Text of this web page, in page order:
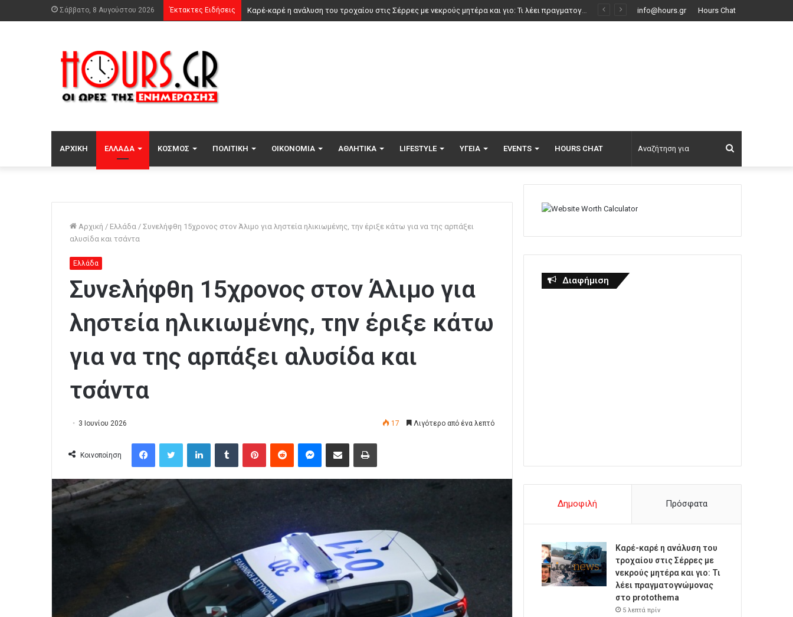
Σάββατο, 8 Αυγούστου 2026 Έκτακτες Ειδήσεις Σούπερ μάρκετ: Μειώσεις τιμών έως 7% σε πάνω από 1.000 προϊόντα, πότε ξεκινούν info@hours.gr Hours Chat
ΑΡΧΙΚΉ ΕΛΛΆΔΑ ΚΌΣΜΟΣ ΠΟΛΙΤΙΚΉ ΟΙΚΟΝΟΜΊΑ ΑΘΛΗΤΙΚΆ LIFESTYLE ΥΓΕΊΑ EVENTS HOURS CHAT
για
Αρχική / Ελλάδα / Συνελήφθη 15χρονος στον Άλιμο για ληστεία ηλικιωμένης, την έριξε κάτω για να της αρπάξει
αλυσίδα και τσάντα
Ελλάδα
Συνελήφθη 15χρονος στον Άλιμο για
ληστεία ηλικιωμένης, την έριξε κάτω
για να της αρπάξει αλυσίδα και
τσάντα
3 Ιουνίου 2026 17 Λιγότερο από ένα λεπτό
Κοινοποίηση
Διαφήμιση
Δημοφιλή Πρόσφατα
Καρέ-καρέ η ανάλυση του
τροχαίου στις Σέρρες με
νεκρούς μητέρα και γιο: Τι
λέει πραγματογνώμονας
στο protothema
5 λεπτά πρίν